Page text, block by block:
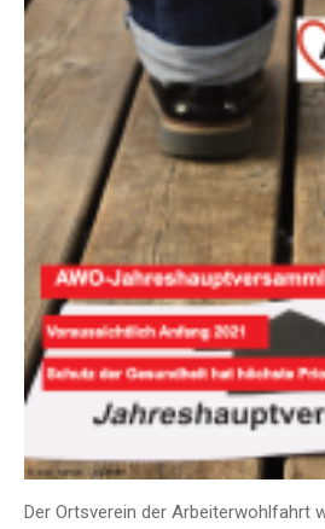
Der Ortsverein der Arbeiterwohlfahrt